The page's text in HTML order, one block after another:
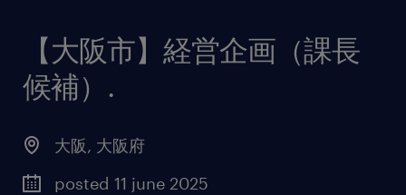
【大阪市】経営企画（課長
候補） .
大阪, 大阪府
posted 11 june 2025